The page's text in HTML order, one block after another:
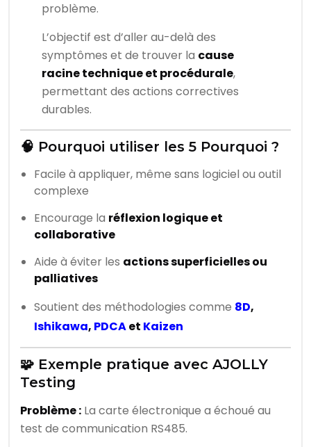
problème.
L’objectif est d’aller au-delà des
symptômes et de trouver la cause
racine technique et procédurale,
permettant des actions correctives
durables.
🧠 Pourquoi utiliser les 5 Pourquoi ?
Facile à appliquer, même sans logiciel ou outil
complexe
Encourage la réflexion logique et
collaborative
Aide à éviter les actions superficielles ou
palliatives
Soutient des méthodologies comme 8D,
Ishikawa, PDCAet Kaizen
🧩 Exemple pratique avec AJOLLY
Testing
Problème : La carte électronique a échoué au
test de communication RS485.